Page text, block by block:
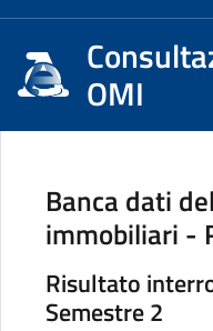
OMI
Banca dati
immobiliari -
Risultato
Semestre 2